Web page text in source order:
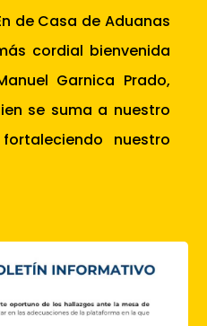
de Casa de Aduanas
cordial bienvenida
Garnica Prado,
se suma a nuestro
nuestro